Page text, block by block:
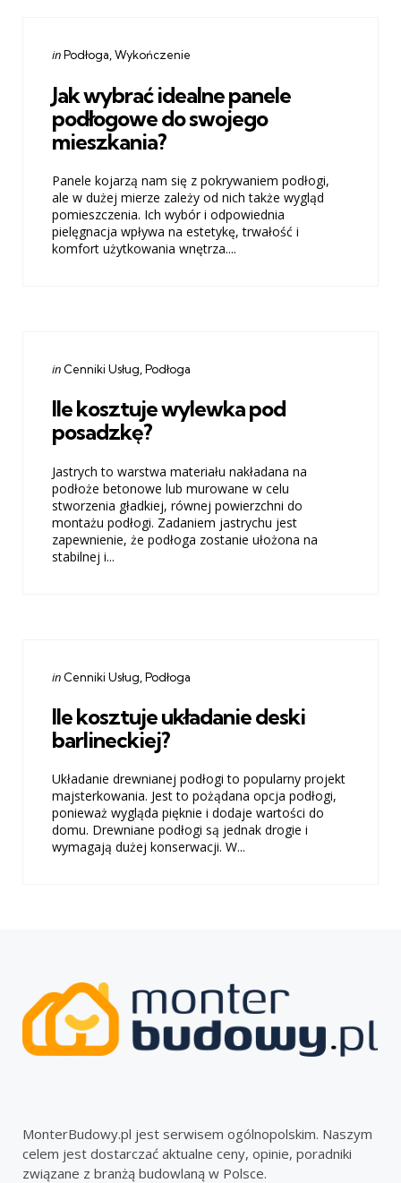
Categories
Posted
inPodłoga Wykończenie
Jak wybrać idealne panele
podłogowe do swojego
mieszkania?
Panele kojarzą nam się z pokrywaniem podłogi,
ale w dużej mierze zależy od nich także wygląd
pomieszczenia. Ich wybór i odpowiednia
pielęgnacja wpływa na estetykę, trwałość i
komfort użytkowania wnętrza....
Categories
Posted
in Cenniki Usług Podłoga
Ile kosztuje wylewka pod
posadzkę?
Jastrych to warstwa materiału nakładana na
podłoże betonowe lub murowane w celu
stworzenia gładkiej, równej powierzchni do
montażu podłogi. Zadaniem jastrychu jest
zapewnienie, że podłoga zostanie ułożona na
stabilnej i...
Categories
Posted
in Cenniki Usług Podłoga
Ile kosztuje układanie deski
barlineckiej?
Układanie drewnianej podłogi to popularny projekt
majsterkowania. Jest to pożądana opcja podłogi,
ponieważ wygląda pięknie i dodaje wartości do
domu. Drewniane podłogi są jednak drogie i
wymagają dużej konserwacji. W...
MonterBudowy.pl jest serwisem ogólnopolskim. Naszym
celem jest dostarczać aktualne ceny, opinie, poradniki
związane z branżą budowlaną w Polsce.